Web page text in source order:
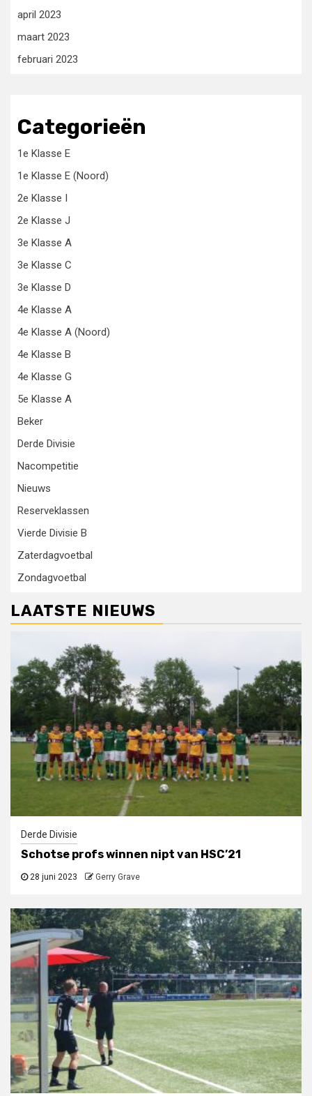
april 2023
maart 2023
februari 2023
Categorieën
1e Klasse E
1e Klasse E (Noord)
2e Klasse I
2e Klasse J
3e Klasse A
3e Klasse C
3e Klasse D
4e Klasse A
4e Klasse A (Noord)
4e Klasse B
4e Klasse G
5e Klasse A
Beker
Derde Divisie
Nacompetitie
Nieuws
Reserveklassen
Vierde Divisie B
Zaterdagvoetbal
Zondagvoetbal
LAATSTE NIEUWS
Derde Divisie
Schotse profs winnen nipt van HSC’21
28 juni 2023 Gerry Grave